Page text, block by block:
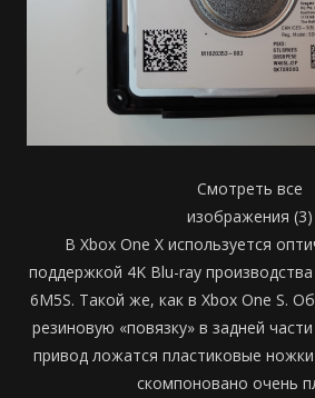
Смотреть все
изображения (3)
В Xbox One X используется
поддержкой 4K Blu-ray
6M5S. Такой же, как в Xbox One S.
резиновую «повязку» в задней
привод ложатся пластиковые
скомпоновано очень